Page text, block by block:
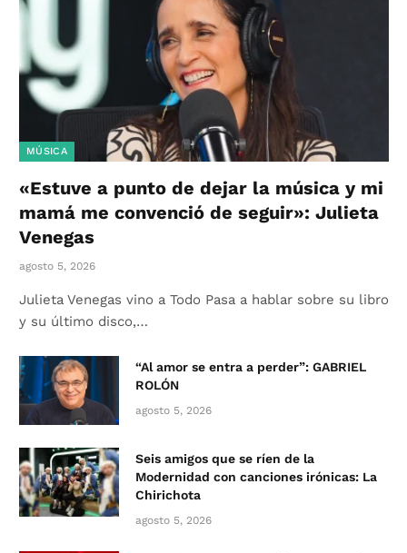
MÚSICA
«Estuve a punto de dejar la música y mi
mamá me convenció de seguir»: Julieta
Venegas
agosto 5, 2026
Julieta Venegas vino a Todo Pasa a hablar sobre su libro
y su último disco,…
“Al amor se entra a perder”: GABRIEL
ROLÓN
agosto 5, 2026
Seis amigos que se ríen de la
Modernidad con canciones irónicas: La
Chirichota
agosto 5, 2026